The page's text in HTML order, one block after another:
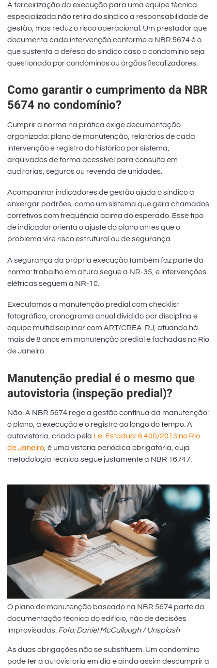
A terceirização da execução para uma equipe técnica
especializada não retira do síndico a responsabilidade de
gestão, mas reduz o risco operacional. Um prestador que
documenta cada intervenção conforme a NBR 5674 é o
que sustenta a defesa do síndico caso o condomínio seja
questionado por condôminos ou órgãos fiscalizadores.
Como garantir o cumprimento da NBR
5674 no condomínio?
Cumprir a norma na prática exige documentação
organizada: plano de manutenção, relatórios de cada
intervenção e registro do histórico por sistema,
arquivados de forma acessível para consulta em
auditorias, seguros ou revenda de unidades.
Acompanhar indicadores de gestão ajuda o síndico a
enxergar padrões, como um sistema que gera chamados
corretivos com frequência acima do esperado. Esse tipo
de indicador orienta o ajuste do plano antes que o
problema vire risco estrutural ou de segurança.
A segurança da própria execução também faz parte da
norma: trabalho em altura segue a NR-35, e intervenções
elétricas seguem a NR-10.
Executamos a manutenção predial com checklist
fotográfico, cronograma anual dividido por disciplina e
equipe multidisciplinar com ART/CREA-RJ, atuando há
mais de 8 anos em manutenção predial e fachadas no Rio
de Janeiro.
Manutenção predial é o mesmo que
autovistoria (inspeção predial)?
Não. A NBR 5674 rege a gestão contínua da manutenção:
o plano, a execução e o registro ao longo do tempo. A
autovistoria, criada pela Lei Estadual 6.400/2013 no Rio
de Janeiro, é uma vistoria periódica obrigatória, cuja
metodologia técnica segue justamente a NBR 16747.
O plano de manutenção baseado na NBR 5674 parte da
documentação técnica do edifício, não de decisões
improvisadas. Foto: Daniel McCullough / Unsplash
As duas obrigações não se substituem. Um condomínio
pode ter a autovistoria em dia e ainda assim descumprir a